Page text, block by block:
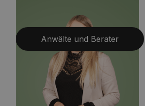
Anwälte und Berater